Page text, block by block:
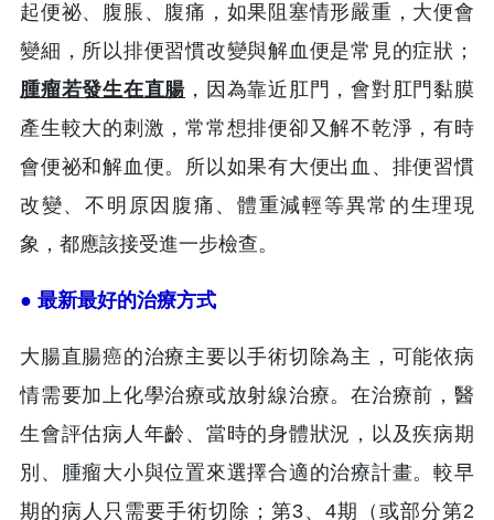
起便祕、腹脹、腹痛，如果阻塞情形嚴重，大便會
變細，所以排便習慣改變與解血便是常見的症狀；
腫瘤若發生在直腸 ，因為靠近肛門，會對肛門黏膜
產生較大的刺激，常常想排便卻又解不乾淨，有時
會便祕和解血便。所以如果有大便出血、排便習慣
改變、不明原因腹痛、體重減輕等異常的生理現
象，都應該接受進一步檢查。
● 最新最好的治療方式
大腸直腸癌的治療主要以手術切除為主，可能依病
情需要加上化學治療或放射線治療。在治療前，醫
生會評估病人年齡、當時的身體狀況，以及疾病期
別、腫瘤大小與位置來選擇合適的治療計畫。較早
期的病人只需要手術切除；第3、4期（或部分第2